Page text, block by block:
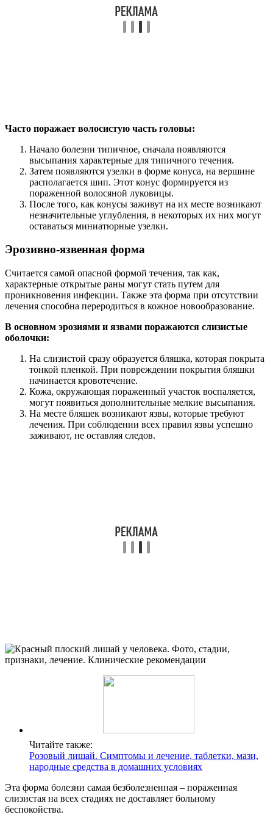
Часто поражает волосистую часть головы:
Начало болезни типичное, сначала появляются
высыпания характерные для типичного течения.
Затем появляются узелки в форме конуса, на вершине
располагается шип. Этот конус формируется из
пораженной волосяной луковицы.
После того, как конусы заживут на их месте возникают
незначительные углубления, в некоторых их них могут
оставаться миниатюрные узелки.
Эрозивно-язвенная форма
Считается самой опасной формой течения, так как,
характерные открытые раны могут стать путем для
проникновения инфекции. Также эта форма при отсутствии
лечения способна переродиться в кожное новообразование.
В основном эрозиями и язвами поражаются слизистые
оболочки:
На слизистой сразу образуется бляшка, которая покрыта
тонкой пленкой. При повреждении покрытия бляшки
начинается кровотечение.
Кожа, окружающая пораженный участок воспаляется,
могут появиться дополнительные мелкие высыпания.
На месте бляшек возникают язвы, которые требуют
лечения. При соблюдении всех правил язвы успешно
заживают, не оставляя следов.
Читайте также:
Розовый лишай. Симптомы и лечение, таблетки, мази,
народные средства в домашних условиях
Эта форма болезни самая безболезненная – пораженная
слизистая на всех стадиях не доставляет больному
беспокойства.